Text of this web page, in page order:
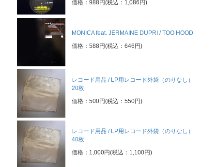
価格：988円(税込：1,086円)
MONICA feat. JERMAINE DUPRI / TOO HOOD
価格：588円(税込：646円)
レコード用品 / LP用レコード外袋（のりなし）
20枚
価格：500円(税込：550円)
レコード用品 / LP用レコード外袋（のりなし）
40枚
価格：1,000円(税込：1,100円)